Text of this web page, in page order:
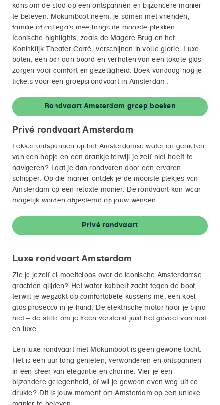
kans om de stad op een ontspannen en bijzondere manier
te beleven. Mokumboot neemt je samen met vrienden,
familie of collega’s mee langs de mooiste plekken.
Iconische highlights, zoals de Magere Brug en het
Koninklijk Theater Carré, verschijnen in volle glorie. Luxe
boten, een bar aan boord en verhalen van een lokale gids
zorgen voor comfort en gezelligheid. Boek vandaag nog je
tickets voor een groepsrondvaart in Amsterdam.
Rondvaart Amsterdam groep boeken
Privé rondvaart Amsterdam
Lekker ontspannen op het Amsterdamse water en genieten
van een hapje en een drankje terwijl je zelf niet hoeft te
navigeren? Laat je dan rondvaren door een ervaren
schipper. Op die manier ontdek je de mooiste plekjes van
Amsterdam op een relaxte manier. De rondvaart kan waar
mogelijk worden afgestemd op jouw wensen.
Privé rondvaart
Luxe rondvaart Amsterdam
Zie je jezelf al moeiteloos over de iconische Amsterdamse
grachten glijden? Het water kabbelt zacht tegen de boot,
terwijl je wegzakt op comfortabele kussens met een koel
glas prosecco in je hand. De elektrische motor hoor je bijna
niet – de stilte om je heen versterkt juist het gevoel van rust
en luxe.
Een luxe rondvaart met Mokumboot is geen gewone tocht.
Het is een uur lang genieten, verwonderen en ontspannen
in een sfeer van elegantie en charme. Vier je een
bijzondere gelegenheid, of wil je gewoon even weg uit de
drukte? Dit is jouw moment om Amsterdam op een unieke